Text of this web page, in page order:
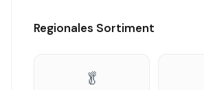
Regionales Sortiment
🥬